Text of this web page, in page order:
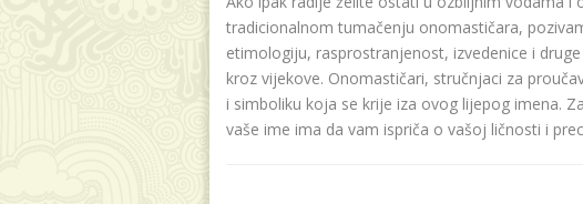
tradicionalnom tumačenju onomastičara,
etimologiju, rasprostranjenost, izvedenice i
kroz vijekove. Onomastičari, stručnjaci za
i simboliku koja se krije iza ovog lijepog imena.
vaše ime ima da vam ispriča o vašoj ličnosti i